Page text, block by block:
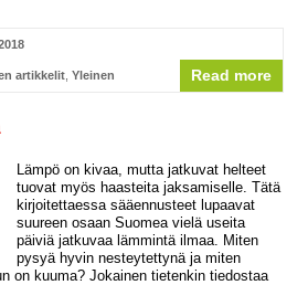
artikkelit ,Yleinen Read more
Lämpö on kivaa, mutta jatkuvat helteet
tuovat myös haasteita jaksamiselle. Tätä
kirjoitettaessa sääennusteet lupaavat
suureen osaan Suomea vielä useita
päiviä jatkuvaa lämmintä ilmaa. Miten
pysyä hyvin nesteytettynä ja miten
on kuuma? Jokainen tietenkin tiedostaa